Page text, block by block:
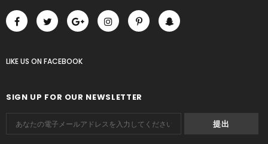
LIKE US ON FACEBOOK
SIGN UP FOR OUR NEWSLETTER